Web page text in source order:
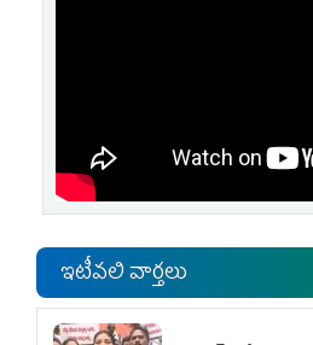
ఇటీవలి వార్తలు